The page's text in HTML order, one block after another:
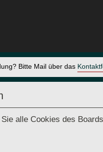
Bitte Mail über das
alle Cookies des